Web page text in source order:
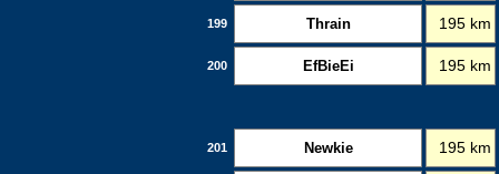
199 Thrain 195 km
200 EfBieEi 195 km
201 Newkie 195 km